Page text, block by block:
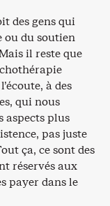
des gens qui
ou du soutien
il reste que
à des
qui nous
aspects plus
pas juste
ça, ce sont des
réservés aux
payer dans le